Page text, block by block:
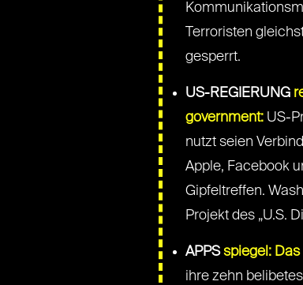
Terroristen
gesperrt.
US-REGIERUNG
government:US-
nutzt seien
Apple, Facebook
Gipfeltreffen.
Projekt des „U.S.
APPSspiegel:
ihre zehn